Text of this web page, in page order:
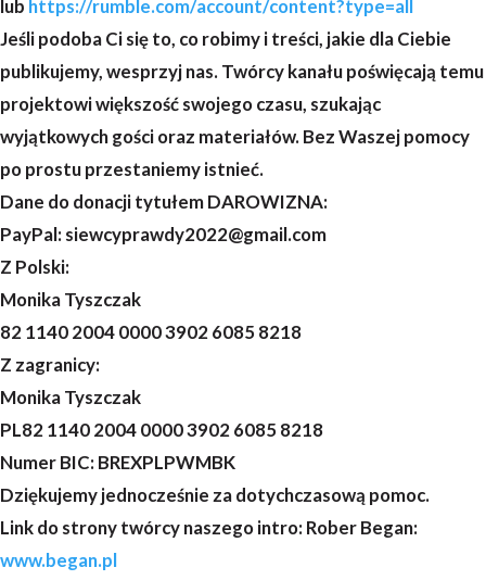
lub https://rumble.com/account/content?type=all
Jeśli podoba Ci się to, co robimy i treści, jakie dla Ciebie
publikujemy, wesprzyj nas. Twórcy kanału poświęcają temu
projektowi większość swojego czasu, szukając
wyjątkowych gości oraz materiałów. Bez Waszej pomocy
po prostu przestaniemy istnieć.
Dane do donacji tytułem DAROWIZNA:
PayPal: siewcyprawdy2022@gmail.com
Z Polski:
Monika Tyszczak
82 1140 2004 0000 3902 6085 8218
Z zagranicy:
Monika Tyszczak
PL82 1140 2004 0000 3902 6085 8218
Numer BIC: BREXPLPWMBK
Dziękujemy jednocześnie za dotychczasową pomoc.
Link do strony twórcy naszego intro: Rober Began:
www.began.pl